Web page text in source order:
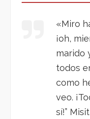
«Miro
¡oh,
marido
todos
como
veo.
sí!”